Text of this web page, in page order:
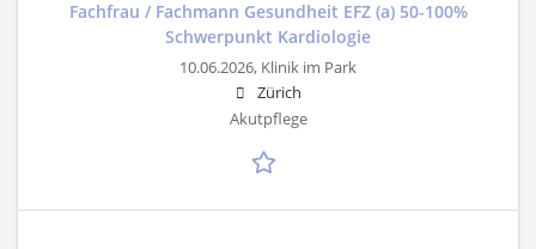
Fachfrau / Fachmann Gesundheit EFZ (a) 50-100%
Schwerpunkt Kardiologie
10.06.2026, Klinik im Park
Zürich
Akutpflege